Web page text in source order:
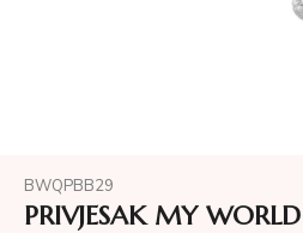
BWQPBB29
PRIVJESAK MY WORLD